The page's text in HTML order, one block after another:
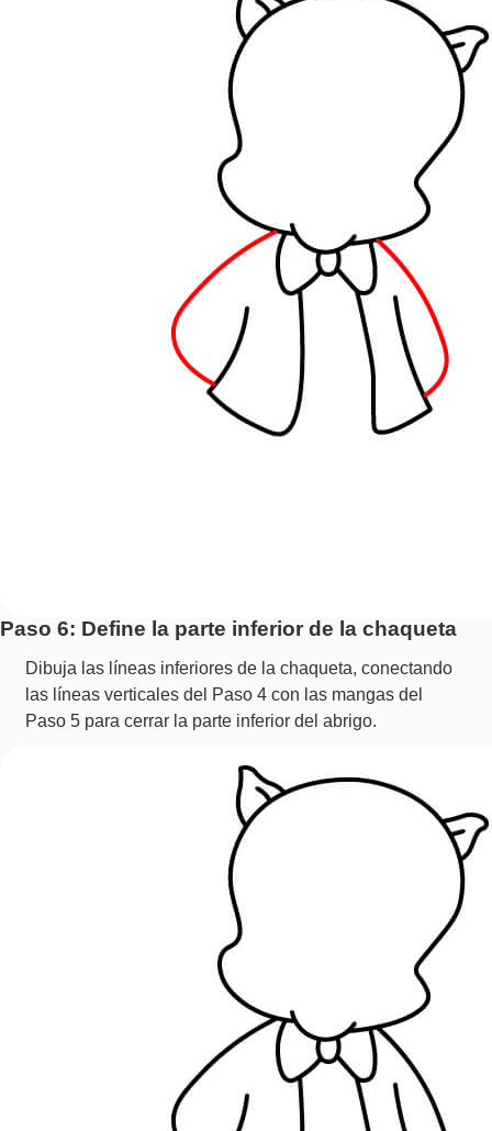
Paso 6: Define la parte inferior de la chaqueta
Dibuja las líneas inferiores de la chaqueta, conectando
las líneas verticales del Paso 4 con las mangas del
Paso 5 para cerrar la parte inferior del abrigo.